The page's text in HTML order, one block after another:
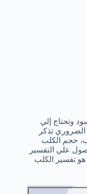
وتحتاج إلي
تذكر
حجم الكلب
علي التفسير
تفسير الكلب